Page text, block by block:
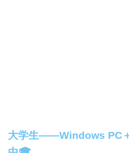
大学生——Windows PC